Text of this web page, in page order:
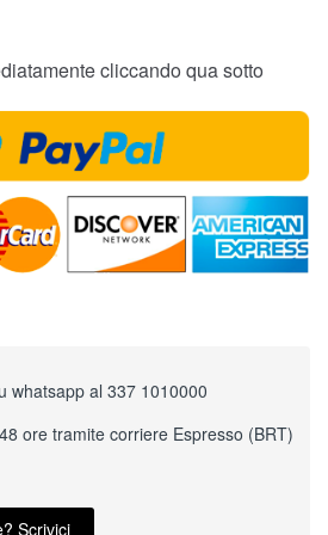
e finalmente eccola
superba!!
sia il servizio, come
bella da vedersi. La lama
smussata, quindi va
cliccando qua sotto
whatsapp al 337 1010000
ore tramite corriere Espresso (BRT)
Scrivici